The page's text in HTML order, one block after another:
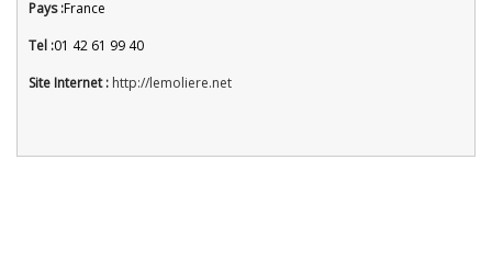
Pays :France
Tel :01 42 61 99 40
Site Internet : http://lemoliere.net